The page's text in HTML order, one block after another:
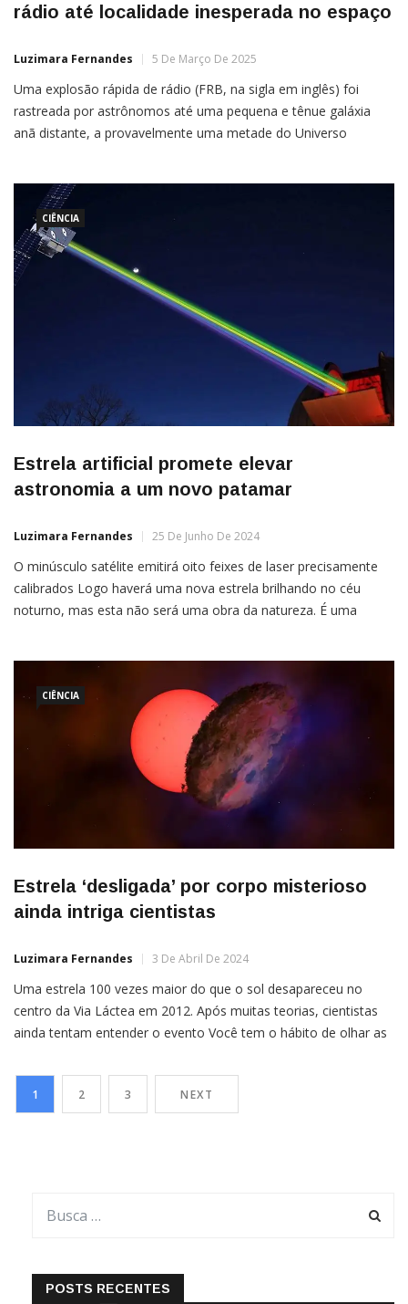
rádio até localidade inesperada no espaço
Luzimara Fernandes 5 De Março De 2025
Uma explosão rápida de rádio (FRB, na sigla em inglês) foi
rastreada por astrônomos até uma pequena e tênue galáxia
anã distante, a provavelmente uma metade do Universo
que magnetares, um tipo especial de estrela de nêutrons
formadas a partir […]
CIÊNCIA
Estrela artificial promete elevar
astronomia a um novo patamar
Luzimara Fernandes 25 De Junho De 2024
O minúsculo satélite emitirá oito feixes de laser precisamente
calibrados Logo haverá uma nova estrela brilhando no céu
noturno, mas esta não será uma obra da natureza. É uma
como exploramos o Universo.A Nasa deu […]
CIÊNCIA
Estrela ‘desligada’ por corpo misterioso
ainda intriga cientistas
Luzimara Fernandes 3 De Abril De 2024
Uma estrela 100 vezes maior do que o sol desapareceu no
centro da Via Láctea em 2012. Após muitas teorias, cientistas
ainda tentam entender o evento Você tem o hábito de olhar as
percebesse o brilho da sua estrela favorita ficando cada dia
mais fraco ou mais […]
1 2 3 NEXT
POSTS RECENTES